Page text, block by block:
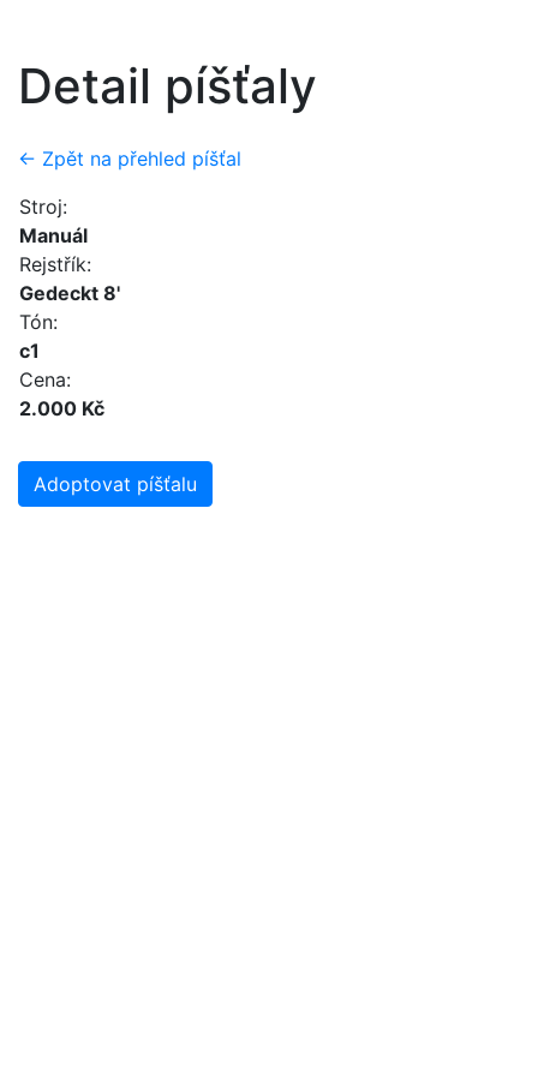
Detail píšťaly
← Zpět na přehled píšťal
Stroj:
Manuál
Rejstřík:
Gedeckt 8'
Tón:
c1
Cena:
2.000 Kč
Adoptovat píšťalu